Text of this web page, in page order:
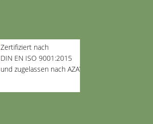
Zertifiziert nach
DIN EN ISO 9001:2015
und zugelassen nach AZAV